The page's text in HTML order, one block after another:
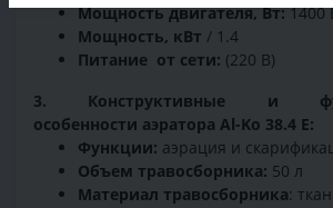
Мощность двигателя, Вт:1400
Мощность, кВт / 1.4
Питание от сети: (220 В)
3. Конструктивные и
особенности аэратора Al-Ko 38.4 E:
Функции: аэрация и
Объем травосборника: 50 л
Материал травосборника: